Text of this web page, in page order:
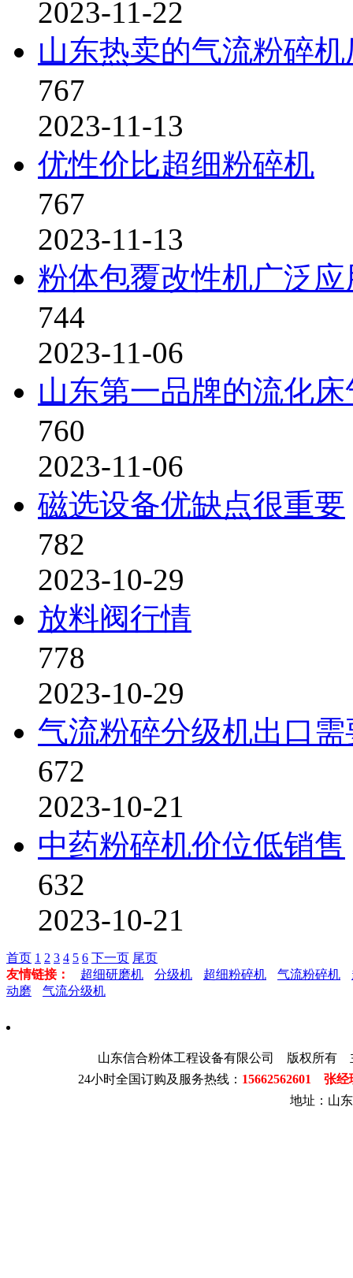
2023-11-22
山东热卖的气流粉碎
767
2023-11-13
优性价比超细粉碎机
767
2023-11-13
粉体包覆改性机广泛
744
2023-11-06
山东第一品牌的流化
760
2023-11-06
磁选设备优缺点很重要
782
2023-10-29
放料阀行情
778
2023-10-29
气流粉碎分级机出口
672
2023-10-21
中药粉碎机价位低销售
632
2023-10-21
首页 1 2 3 4 5 6 下一页 尾页
友情链接：
超细研磨机 分级机 超细粉碎机 气流粉碎机
动磨
气流分级机
山东信合粉体工程设备有限公司 版权所有
24小时全国订购及服务热线： 15662562601 张
地址：山